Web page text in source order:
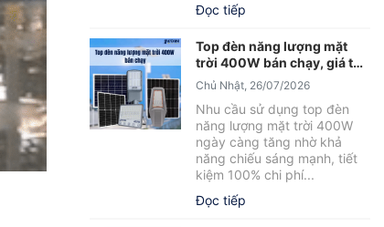
Đọc tiếp
Top đèn năng lượng mặt
trời 400W bán chạy, giá tốt
2026
Chủ Nhật, 26/07/2026
Nhu cầu sử dụng top đèn
năng lượng mặt trời 400W
ngày càng tăng nhờ khả
năng chiếu sáng mạnh, tiết
kiệm 100% chi phí...
Đọc tiếp